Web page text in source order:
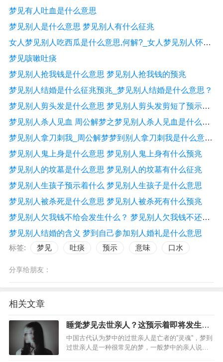
梦见有人吐血是什么意思
梦见别人是什么意思 梦见别人有什么征兆
女人梦见别人吃西瓜是什么意思,何解?_女人梦见别人怀孕是什么意思
梦见咳嗽吐痰
梦见别人抢我钱是什么意思 梦见别人抢我钱的预兆
梦见别人结婚是什么征兆预兆_梦见别人结婚是什么意思？
梦见别人剪头发是什么意思 梦见别人剪头发剪短了预示着什么
梦见别人杀人见血 周公解梦之梦见别人杀人见血是什么意思
梦见别人拿刀刺我_周公解梦梦到别人拿刀刺我是什么意思_做梦梦见别人拿刀刺我好不好
梦见别人鬼上身是什么意思 梦见别人鬼上身有什么预兆
梦见别人的坟墓是什么意思 梦见别人的坟墓有什么征兆
梦见别人生孩子预示着什么 梦见别人生孩子是什么意思
梦见别人被杀死是什么意思 梦见别人被杀死有什么预兆
梦见别人欠我钱不给会发生什么？ 梦见别人欠我钱不还跑了是什么意思
梦见别人结婚的含义 梦到自己参加别人婚礼是什么意思
标签:
梦见 吐痰 预示 意味 口水
分享给朋友：
相关文章
睡觉梦见去世亲人？这预示着即将发生的
事
中国古代认为梦中的过世亲人是亡者的''灵魂''，梦到
过世亲人是一种很常见的梦，一般梦中的亲人说话